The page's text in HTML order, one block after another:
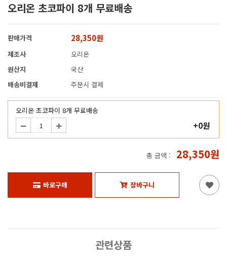
오리온 초코파이 8개 무료배송
판매가격 28,350원
제조사
오리온
원산지
국산
배송비결제
주문시 결제
오리온 초코파이 8개 무료배송
+0원
총 금액 : 28,350원
바로구매 장바구니
관련상품